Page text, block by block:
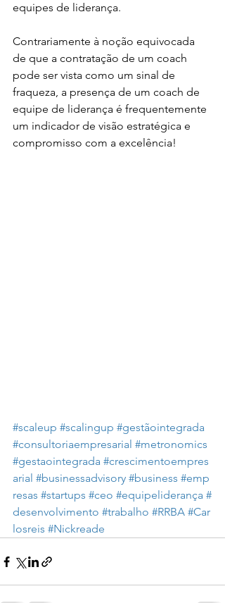
equipes de liderança.
Contrariamente à noção equivocada
de que a contratação de um coach
pode ser vista como um sinal de
fraqueza, a presença de um coach de
equipe de liderança é frequentemente
um indicador de visão estratégica e
compromisso com a excelência!
#scaleup #scalingup #gestãointegrada
#consultoriaempresarial #metronomics
#gestaointegrada #crescimentoempres
arial #businessadvisory #business #emp
resas #startups #ceo #equipeliderança #
desenvolvimento #trabalho #RRBA #Car
losreis #Nickreade